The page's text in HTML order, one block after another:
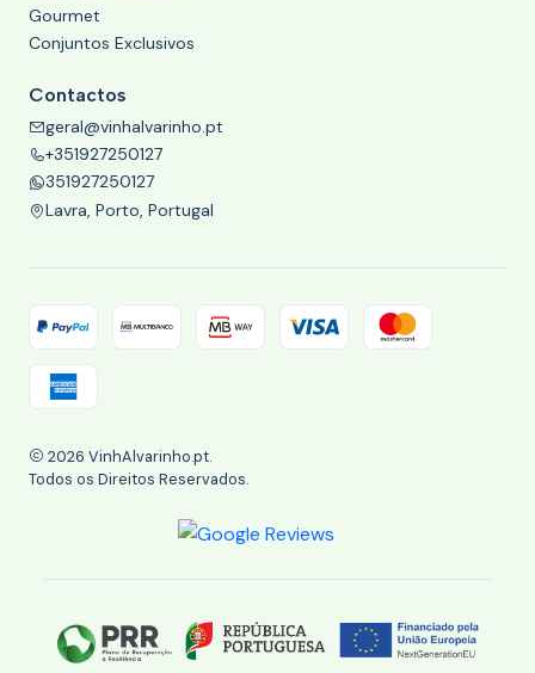
Gourmet
Conjuntos Exclusivos
Contactos
geral@vinhalvarinho.pt
+351927250127
351927250127
Lavra, Porto, Portugal
2026 VinhAlvarinho.pt.
Todos os Direitos Reservados.